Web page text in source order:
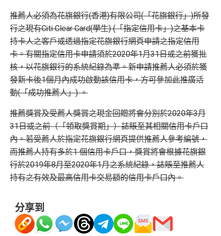
推薦人必須為花旗銀行(香港)有限公司(「花旗銀行」)所發
行之現有Citi Clear Card(學生) (「指定信用卡」)之基本卡
持卡人之客戶或透過指定花旗銀行網頁申請之指定信用
卡。有關指定信用卡申請須於2020年1月31日或之前獲批
核，以花旗銀行的系統紀錄為準。新申請推薦人必須於獲
發新卡後1個月內成功啟動該信用卡，方可參加此推廣活
動(「成功推薦人」) 。
推薦獎賞及受薦人獎賞之現金回贈將會分別於2020年3月
31日或之前（「領取獎賞期」）誌賬至其相關信用卡戶口
內。若受薦人於指定花旗銀行網頁提供推薦人參考編號，
而推薦人持有多於1 個信用卡戶口，獎賞將會根據花旗銀
行於2019年8月至2020年1月之系統紀錄，誌賬至推薦人
持有之有效及最高信用卡交易額的信用卡戶口內。
分享到